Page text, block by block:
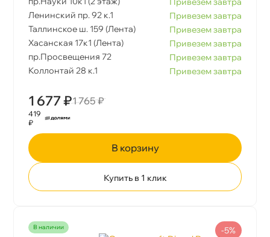
Ленинский пр. 92 к.1
Привезем завтра
Таллинское ш. 159 (Лента)
Привезем завтра
Хасанская 17к1 (Лента)
Привезем завтра
пр.Просвещения 72
Привезем завтра
Коллонтай 28 к.1
Привезем завтра
1 677 ₽1 765 ₽
419
₽
корзину
Купить в 1 клик
наличии -5%